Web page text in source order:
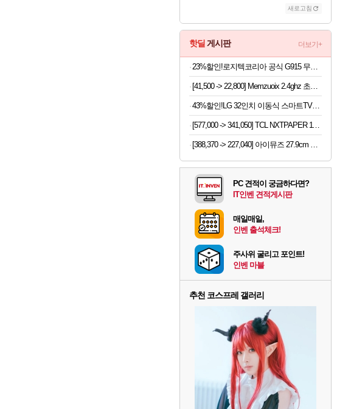
새로고침
핫딜 게시판 더보기+
43%할인!LG 32인치 이동식 스마트TV모니터 스탠드 세트 삼탠바이미 스탠바이미
[388,370 -> 227,040] 아이뮤즈 27.9cm K11 태블릿
PC 견적이 궁금하다면?
IT인벤 견적게시판
매일매일,
인벤 출석체크!
주사위 굴리고 포인트!
인벤 마블
추천 코스프레 갤러리